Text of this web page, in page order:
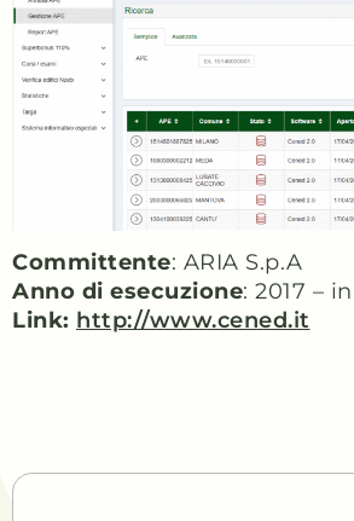
Committente: ARIA S.p.A
Anno di esecuzione: 2017 –
Link: http://www.cened.it